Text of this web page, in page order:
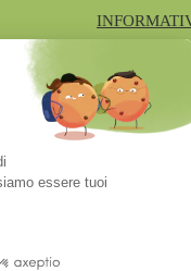
COOKIE
Azienda